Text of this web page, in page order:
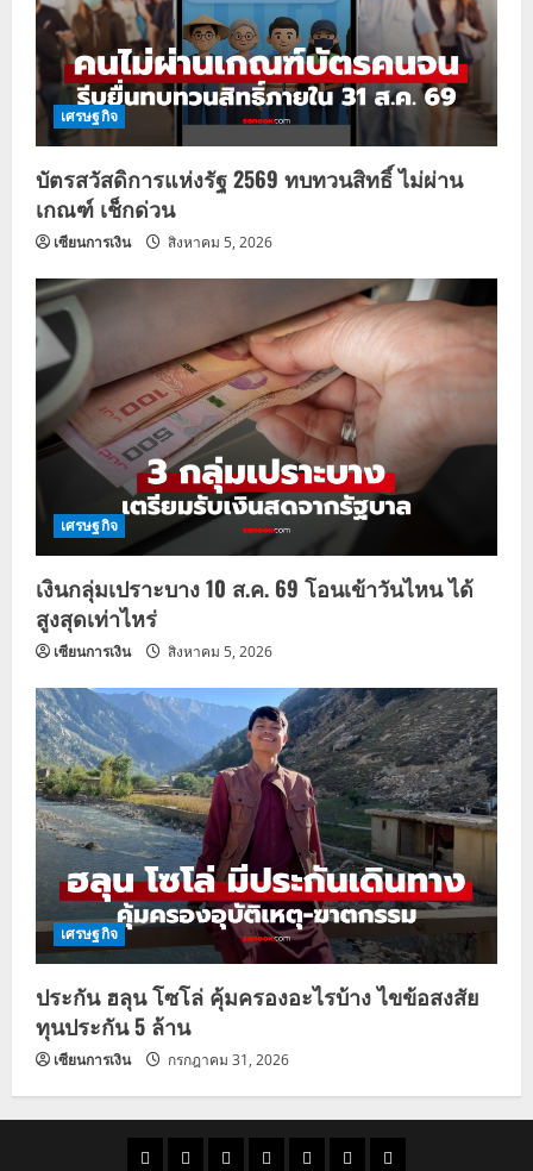
เศรษฐกิจ
บัตรสวัสดิการแห่งรัฐ 2569 ทบทวนสิทธิ์ ไม่ผ่าน
เกณฑ์ เช็กด่วน
เซียนการเงิน สิงหาคม 5, 2026
เศรษฐกิจ
เงินกลุ่มเปราะบาง 10 ส.ค. 69 โอนเข้าวันไหน ได้
สูงสุดเท่าไหร่
เซียนการเงิน สิงหาคม 5, 2026
เศรษฐกิจ
ประกัน ฮลุน โซโล่ คุ้มครองอะไรบ้าง ไขข้อสงสัย
ทุนประกัน 5 ล้าน
เซียนการเงิน กรกฎาคม 31, 2026
ราคาแนว ข่าว ข่าว ดูด ที่ ผู้ชาย